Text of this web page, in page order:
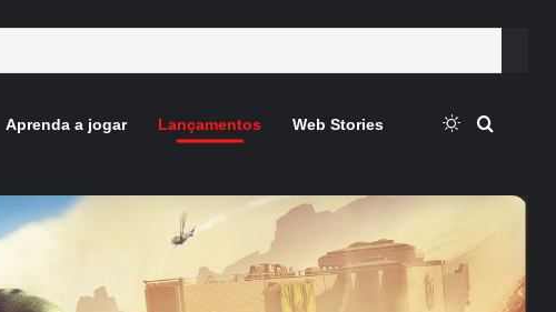
Aprenda a jogar Lançamentos Web Stories Switch skin